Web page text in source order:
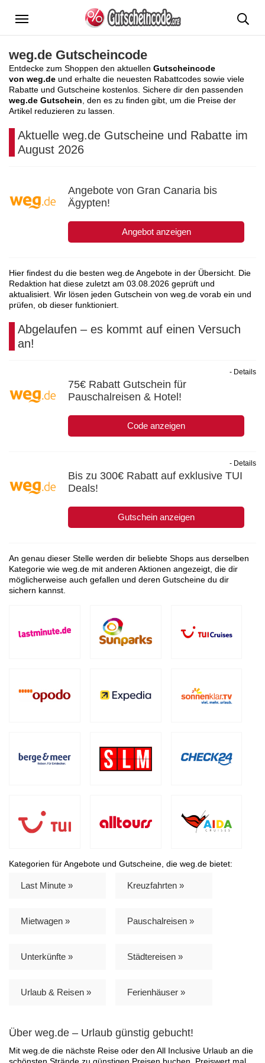
Menü
weg.de Gutscheincode
Entdecke zum Shoppen den aktuellen Gutscheincode
von weg.de und erhalte die neuesten Rabattcodes sowie viele
Rabatte und Gutscheine kostenlos. Sichere dir den passenden
weg.de Gutschein , den es zu finden gibt, um die Preise der
Artikel reduzieren zu lassen.
Aktuelle weg.de Gutscheine und Rabatte im
August 2026
Angebote von Gran Canaria bis
Ägypten!
Angebot anzeigen
Hier findest du die besten weg.de Angebote in der Übersicht. Die
Redaktion hat diese zuletzt am 03.08.2026 geprüft und
aktualisiert. Wir lösen jeden Gutschein von weg.de vorab ein und
prüfen, ob dieser funktioniert.
Abgelaufen – es kommt auf einen Versuch
an!
75€ Rabatt Gutschein für
Pauschalreisen & Hotel!
Code anzeigen
- Details
Bis zu 300€ Rabatt auf exklusive TUI
Deals!
Gutschein anzeigen
- Details
An genau dieser Stelle werden dir beliebte Shops aus derselben
Kategorie wie weg.de mit anderen Aktionen angezeigt, die dir
möglicherweise auch gefallen und deren Gutscheine du dir
sichern kannst.
Kategorien für Angebote und Gutscheine, die weg.de bietet:
Last Minute » Kreuzfahrten »
Mietwagen » Pauschalreisen »
Unterkünfte » Städtereisen »
Urlaub & Reisen » Ferienhäuser »
Über weg.de – Urlaub günstig gebucht!
Mit weg.de die nächste Reise oder den All Inclusive Urlaub an die